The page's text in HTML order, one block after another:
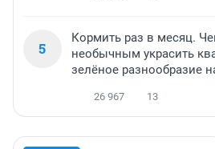
5
Кормить раз в месяц.
необычным украсить
зелёное разнообразие
26 967 13